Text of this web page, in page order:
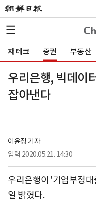
재테크 증권 부동산
우리은행, 빅데이
잡아낸다
이윤정 기자
입력 2020.05.21. 14:30
우리은행이 '기업부정
일 밝혔다.